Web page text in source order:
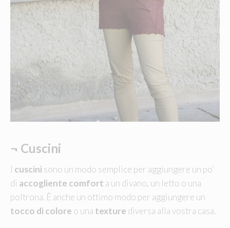
¬ Cuscini
I cuscini sono un modo semplice per aggiungere un po’
di accogliente comfort a un divano, un letto o una
poltrona. È anche un ottimo modo per aggiungere un
tocco di colore o una texture diversa alla vostra casa.